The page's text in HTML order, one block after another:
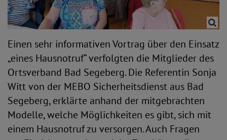
Einen sehr informativen Vortrag über den Einsatz
„eines Hausnotruf“ verfolgten die Mitglieder des
Ortsverband Bad Segeberg. Die Referentin Sonja
Witt von der MEBO Sicherheitsdienst aus Bad
Segeberg, erklärte anhand der mitgebrachten
Modelle, welche Möglichkeiten es gibt, sich mit
einem Hausnotruf zu versorgen. Auch Fragen